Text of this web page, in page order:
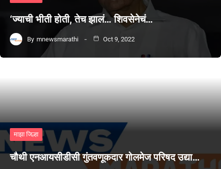
‘ज्याची भीती होती, तेच झालं… शिवसेनेचं…
By mnewsmarathi Oct 9, 2022
माझा जिल्हा
चौथी एनआयसीडीसी गुंतवणूकदार गोलमेज परिषद उद्या…